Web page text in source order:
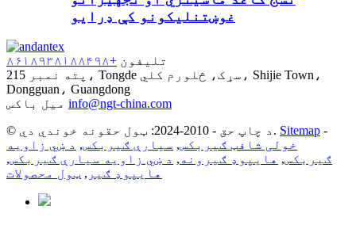
غوښتنلیکونو کې ډرایو
تلیفون +۸۶۱۸۹۳۸۱۸۸۴۹۸
پته
نمبر 215، Tongde سړک، څلورم کلي، Shijie Town،
Dongguan، Guangdong
میل باکس info@ngt-china.com
© د چاپ حق - 2010-2024: ټول حقونه خوندي دي. Sitemap -
خولی شافټ ګیربکس, سیارې ګیربکس, د ښي زاویه
ګیربکس, هایپوډ ګیرونه , د ښي زاویه سیارې ګیربکس,
هایپوډ ګیر , ټول محصولات